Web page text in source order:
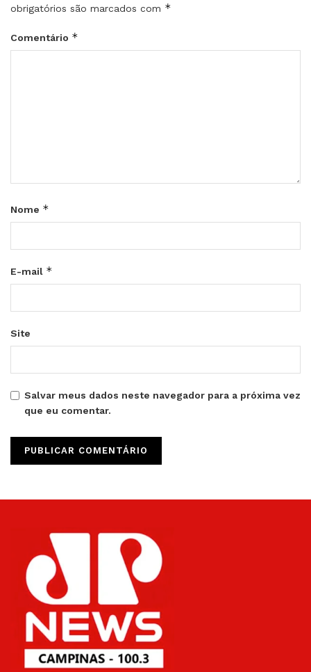
obrigatórios são marcados com *
Comentário *
Nome *
E-mail *
Site
Salvar meus dados neste navegador para a próxima vez
que eu comentar.